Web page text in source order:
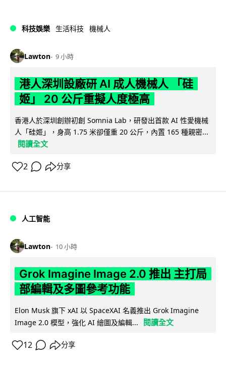
科技娛樂 生活科技 機械人
Lawton 9 小時
港人深圳設廠研 AI 成人機械人 「硅
姬」 20 公斤重擬人度極高
香港人於深圳創辦初創 Somnia Lab，研發出首款 AI 性愛機械
人「硅姬」，身高 1.75 米卻僅重 20 公斤，內置 165 種親密...
閱讀全文
2 分享
人工智能
Lawton 10 小時
Grok Imagine Image 2.0 推出 主打局
部編輯及多圖參考功能
Elon Musk 旗下 xAI 以 SpaceXAI 名義推出 Grok Imagine
Image 2.0 模型，強化 AI 繪圖及編輯...
閱讀全文
12 分享